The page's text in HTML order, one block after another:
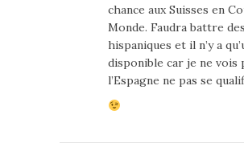
chance aux Suisses en
Monde. Faudra battre des
hispaniques et il n’y a
disponible car je ne vois
l’Espagne ne pas se